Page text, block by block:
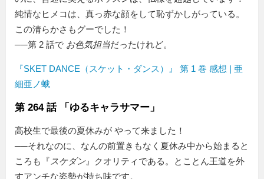
純情なヒメコは、真っ赤な顔をして恥ずかしがっている。
この清らかさもグーでした！
──第 2 話で お色気担当だったけれど。
『SKET DANCE（スケット・ダンス）』 第 1 巻 感想 | 亜
細亜ノ蛾
第 264 話 「ゆるキャラサマー」
高校生で最後の夏休みが やって来ました！
──それなのに、なんの前置きもなく夏休み中から始まると
ころも『 スケダン』クオリティである。とことん王道を外
すアンチな姿勢が持ち味です。